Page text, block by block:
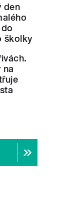
den
školky
na